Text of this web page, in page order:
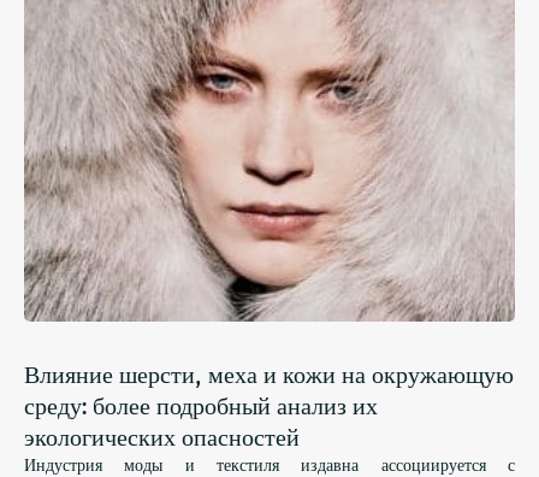
Влияние шерсти, меха и кожи на окружающую
среду: более подробный анализ их
экологических опасностей
Индустрия моды и текстиля издавна ассоциируется с